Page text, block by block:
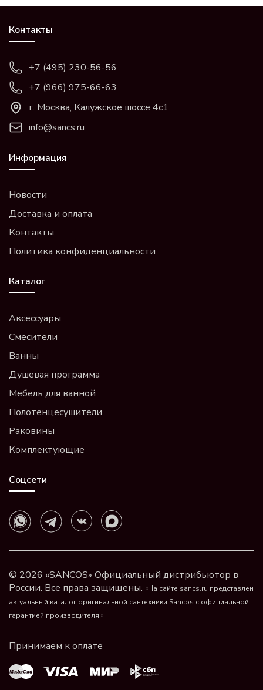
Контакты
+7 (495) 230-56-56
+7 (966) 975-66-63
г. Москва, Калужское шоссе 4с1
info@sancs.ru
Информация
Новости
Доставка и оплата
Контакты
Политика конфиденциальности
Каталог
Аксессуары
Смесители
Ванны
Душевая программа
Мебель для ванной
Полотенцесушители
Раковины
Комплектующие
Соцсети
© 2026 «SANCOS» Официальный дистрибьютор в
России. Все права защищены. «На сайте sancs.ru представлен
актуальный каталог оригинальной сантехники Sancos с официальной
гарантией производителя.»